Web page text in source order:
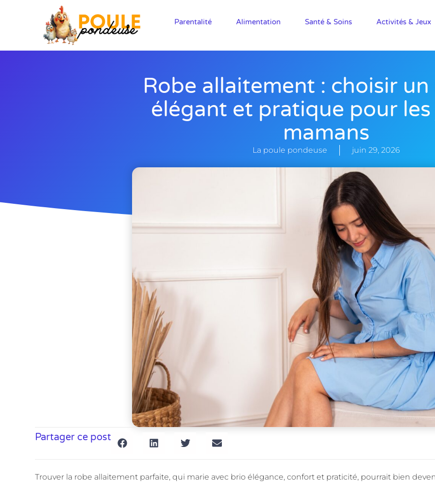
Parentalité Alimentation Santé & Soins Activités & Jeux
Robe allaitement : choisir
élégant et pratique pour les
mamans
La poule pondeuse juin 29, 2026
Partager ce post
Trouver la robe allaitement parfaite, qui marie avec brio élégance, confort et praticité, pourrait bien